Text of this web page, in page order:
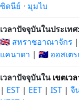
ซิดนีย์ · มุมไบ
เวลาปัจจุบันในประเทศ:
🇬🇧 สหราชอาณาจักร |
แคนาดา | 🇦🇺 ออสเตร
เวลาปัจจุบันในเขตเว
| EST | EET | IST | จี